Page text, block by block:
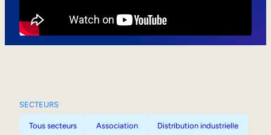
SECTEURS
Tous secteurs Association Distribution industrielle